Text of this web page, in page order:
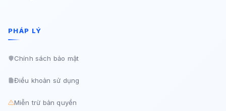
PHÁP LÝ
Chính sách bảo mật
Điều khoản sử dụng
Miễn trừ bản quyền